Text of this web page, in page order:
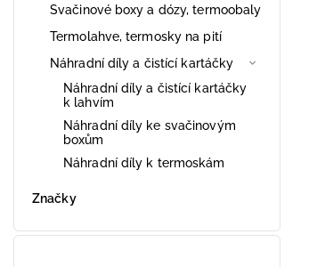
Svačinové boxy a dózy, termoobaly
Termolahve, termosky na pití
Náhradní díly a čistící kartáčky
Náhradní díly a čistící kartáčky
k lahvím
Náhradní díly ke svačinovým
boxům
Náhradní díly k termoskám
Značky